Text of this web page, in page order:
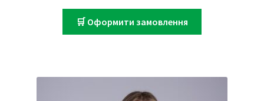
🛒 Оформити замовлення